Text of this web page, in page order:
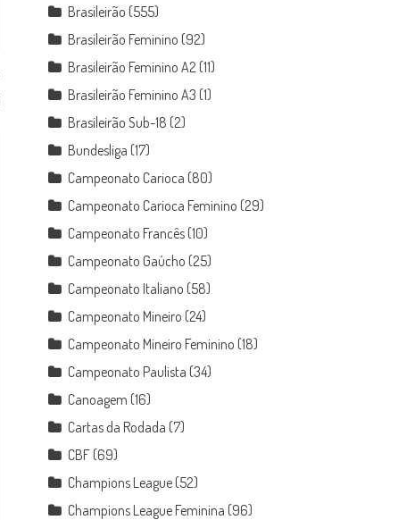
Brasileirão (555)
Brasileirão Feminino (92)
Brasileirão Feminino A2 (11)
Brasileirão Feminino A3 (1)
Brasileirão Sub-18 (2)
Bundesliga (17)
Campeonato Carioca (80)
Campeonato Carioca Feminino (29)
Campeonato Francês (10)
Campeonato Gaúcho (25)
Campeonato Italiano (58)
Campeonato Mineiro (24)
Campeonato Mineiro Feminino (18)
Campeonato Paulista (34)
Canoagem (16)
Cartas da Rodada (7)
CBF (69)
Champions League (52)
Champions League Feminina (96)